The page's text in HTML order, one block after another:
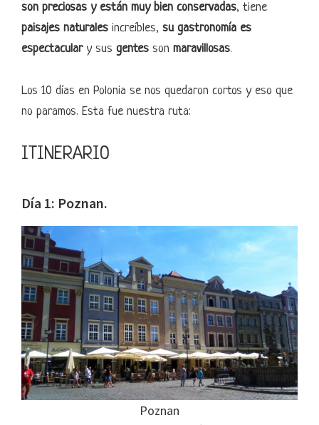
son preciosas y están muy bien conservadas, tiene
paisajes naturales increíbles, su gastronomía es
espectaculary sus gentes son maravillosas.
Los 10 días en Polonia se nos quedaron cortos y eso que
no paramos. Esta fue nuestra ruta:
ITINERARIO
Día 1: Poznan.
Poznan